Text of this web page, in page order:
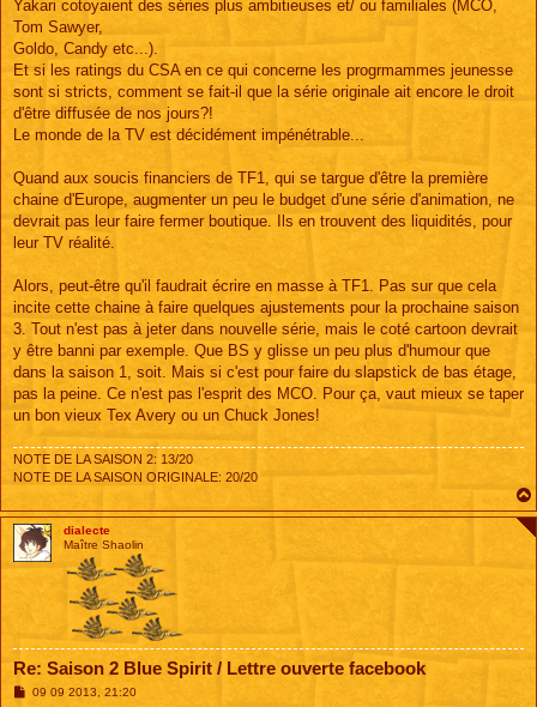
Yakari cotoyaient des séries plus ambitieuses et/ ou familiales (MCO,
Tom Sawyer,
Goldo, Candy etc...).
Et si les ratings du CSA en ce qui concerne les progrmammes jeunesse
sont si stricts, comment se fait-il que la série originale ait encore le droit
d'être diffusée de nos jours?!
Le monde de la TV est décidément impénétrable...
Quand aux soucis financiers de TF1, qui se targue d'être la première
chaine d'Europe, augmenter un peu le budget d'une série d'animation, ne
devrait pas leur faire fermer boutique. Ils en trouvent des liquidités, pour
leur TV réalité.
Alors, peut-être qu'il faudrait écrire en masse à TF1. Pas sur que cela
incite cette chaine à faire quelques ajustements pour la prochaine saison
3. Tout n'est pas à jeter dans nouvelle série, mais le coté cartoon devrait
y être banni par exemple. Que BS y glisse un peu plus d'humour que
dans la saison 1, soit. Mais si c'est pour faire du slapstick de bas étage,
pas la peine. Ce n'est pas l'esprit des MCO. Pour ça, vaut mieux se taper
un bon vieux Tex Avery ou un Chuck Jones!
NOTE DE LA SAISON 2: 13/20
NOTE DE LA SAISON ORIGINALE: 20/20
dialecte
Maître Shaolin
Re: Saison 2 Blue Spirit / Lettre ouverte facebook
M09 09 2013, 21:20